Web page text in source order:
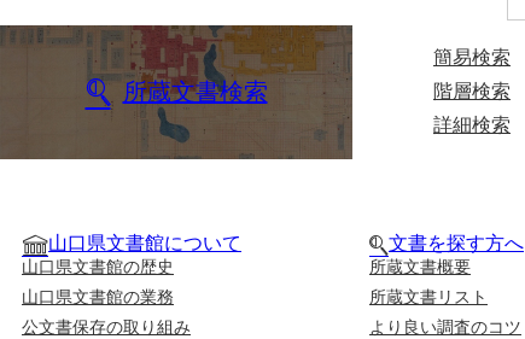
所蔵文書検索
簡易検索
階層検索
詳細検索
山口県文書館について
山口県文書館の歴史
山口県文書館の業務
公文書保存の取り組み
文書を探す方へ
所蔵文書概要
所蔵文書リスト
より良い調査のコツ